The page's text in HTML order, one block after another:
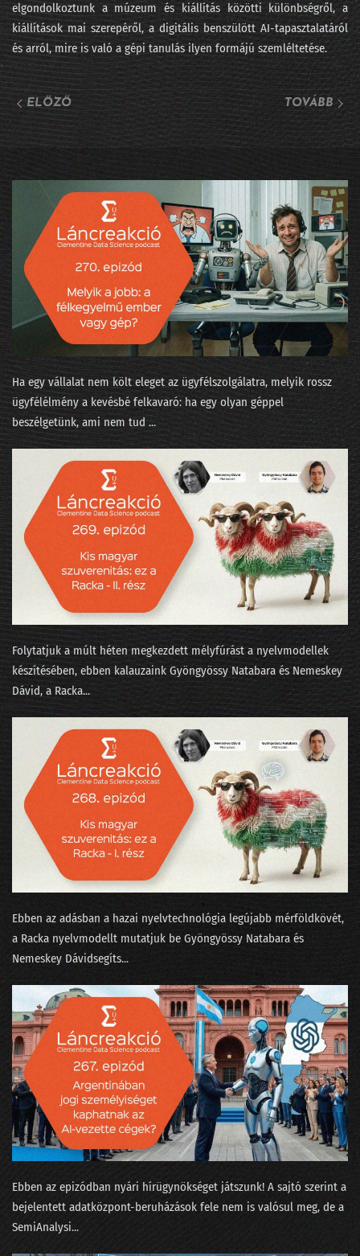
259 - Fehérgalléros vérfürdő elnapolva?
258 - Iparági vezetők az AI Hungary konferencián
257 - Sárkány ellen sárkányfű
#256 - Fekete hattyú, a statisztika réme
#255 - Százkilencvenkilenc pont hu
253 - Az agentic két éven belül bedönti a világot
252 - Írjanak-e AI-jal beadandót a műegyetemisták?
251 - A Minerva súlyozást finomított
250 - Járnak-e pszichiáterhez a lusta LLM-ek?
249 - Okoska és a hét prompt
248 - Szédült ügynökök irodaszerte
247 - Tücsök és bogár és Moltbook
246 - Fejlesszünk szoftvert szoftverrel!
245 - Adásunkat megszakítjuk... egy közvéleménykutatással!
244 - 5+1 téveszme az AI-ról
243 - Ebből még nagy probléma lesz 2026-ban!
242 - Újévi tücsök és bogár
241 - Boldog új évet kívánnak az LLM-ek!
240 - Az AI, a lélek és a Teremtés
239 - Lesz-e ügynökforradalom a munkahelyeden?
238 - A nyelvmodell nem világmodell!
237 - A K&H-s Kate mesterének az ómagyar korpusz a kedvence
236 - Kikutattuk a parlamenti választást!
235 - Mindenki elhagy mindent
234 - Nyulak leszünk vagy macskák munka nélkül?
233 - State of AI 2025 / 2 - Valami megmozdult a pénztárcákban
232 - State of AI 2025, avagy az érvelés a sláger
231 - Amikor üvölteni tudnál az AI miatt
229 - A Meta miért dózerol le egy félkész adatközpontot?
228 - Arcra érkezés egy puhább leszállópályán
227 - Eljön-e a 100%-os munkanélküliség?
226 - Az LLM eltörli a népítéletet és a beandandó dolgozatokat?
225 - Van-e AI az LLM-en túl?
224 - Mindenki az AI lufiról beszél, jön a durranás?
223 - Szemfényvesztés és fifika-verseny az MI világában
elgondolkoztunk a múzeum és kiállítás közötti különbségről, a
kiállítások mai szerepéről, a digitális benszülött AI-tapasztalatáról
és arról, mire is való a gépi tanulás ilyen formájú szemléltetése.
ELŐZŐ TOVÁBB
Ha egy vállalat nem költ eleget az ügyfélszolgálatra, melyik rossz
ügyfélélmény a kevésbé felkavaró: ha egy olyan géppel
beszélgetünk, ami nem tud ...
Folytatjuk a múlt héten megkezdett mélyfúrást a nyelvmodellek
készítésében, ebben kalauzaink ⁠Gyöngyössy Natabara⁠⁠ és ⁠⁠Nemeskey
Dávid⁠⁠, a ⁠Racka...
Ebben az adásban a hazai nyelvtechnológia legújabb mérföldkövét,
a ⁠Racka⁠ nyelvmodellt mutatjuk be ⁠Gyöngyössy Natabara⁠ és
⁠Nemeskey Dávid⁠segíts...
Ebben az epizódban nyári hírügynökséget játszunk! A sajtó szerint a
bejelentett adatközpont-beruházások fele nem is valósul meg, de a
⁠SemiAnalysi...